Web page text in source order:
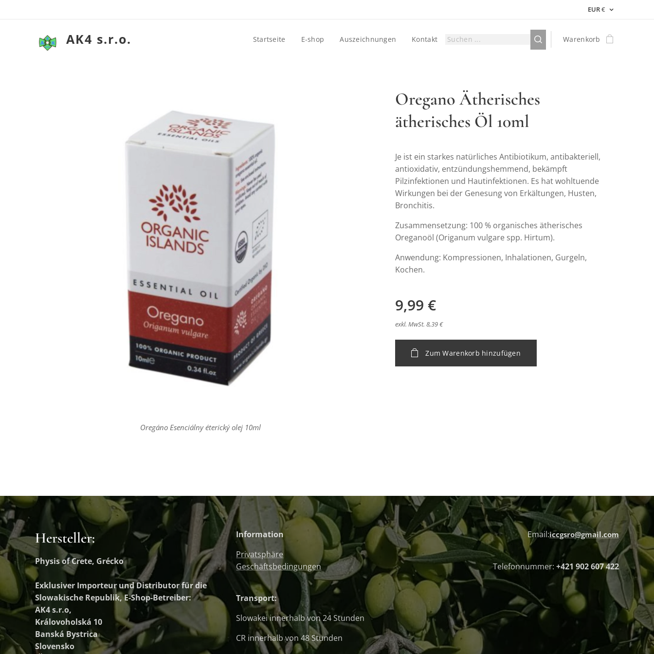
EUR€
AK4 s.r.o. Startseite E-shop Auszeichnungen Kontakt Warenkorb
Oregano Ätherisches
ätherisches Öl 10ml
Oregáno Esenciálny éterický olej 10ml
Je ist ein starkes natürliches Antibiotikum, antibakteriell,
antioxidativ, entzündungshemmend, bekämpft
Pilzinfektionen und Hautinfektionen. Es hat wohltuende
Wirkungen bei der Genesung von Erkältungen, Husten,
Bronchitis.
Zusammensetzung: 100 % organisches ätherisches
Oreganoöl (Origanum vulgare spp. Hirtum).
Anwendung: Kompressionen, Inhalationen, Gurgeln,
Kochen.
9,99 €
exkl. MwSt. 8,39 €
Zum Warenkorb hinzufügen
Hersteller:
Physis of Crete, Grécko
Exklusiver Importeur und Distributorfür die
Slowakische Republik, E-Shop-Betreiber:
AK4 s.r.o,
Královoholská 10
Banská Bystrica
Slovensko
Information
Privatsphäre
Geschäftsbedingungen
Transport:
Slowakei innerhalb von 24 Stunden
CR innerhalb von 48 Stunden
Email:iccgsro@gmail.com
Telefonnummer: +421 902 607 422